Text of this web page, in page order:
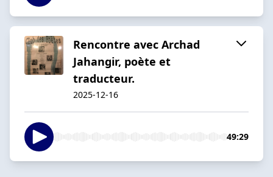
Rencontre avec Archad
Jahangir, poète et
traducteur.
2025-12-16
49:29